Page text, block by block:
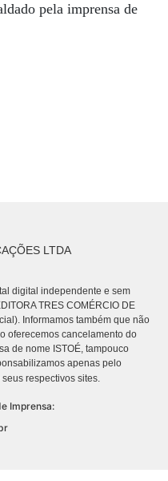
pela imprensa de
LTDA
digital independente e sem
TRES COMÉRCIO DE
Informamos também que não
oferecemos cancelamento do
de nome ISTOÉ, tampouco
apenas pelo
seus respectivos sites.
Imprensa: